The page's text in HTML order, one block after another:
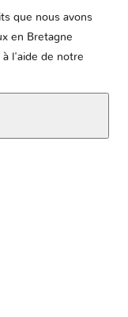
que nous avons
en Bretagne
l'aide de notre